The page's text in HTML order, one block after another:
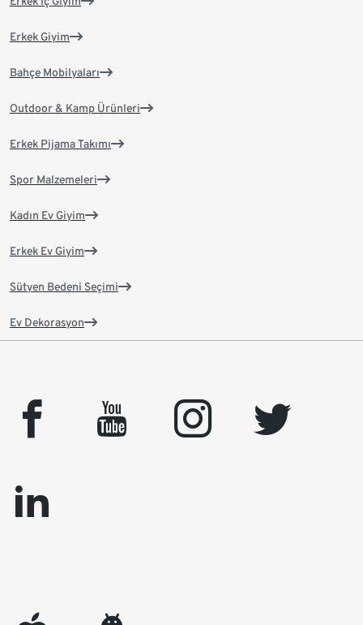
Erkek Giyim
Bahçe Mobilyaları
Outdoor & Kamp Ürünleri
Erkek Pijama Takımı
Spor Malzemeleri
Kadın Ev Giyim
Erkek Ev Giyim
Sütyen Bedeni Seçimi
Ev Dekorasyon
facebook youtube instagram
twitter
linkedin